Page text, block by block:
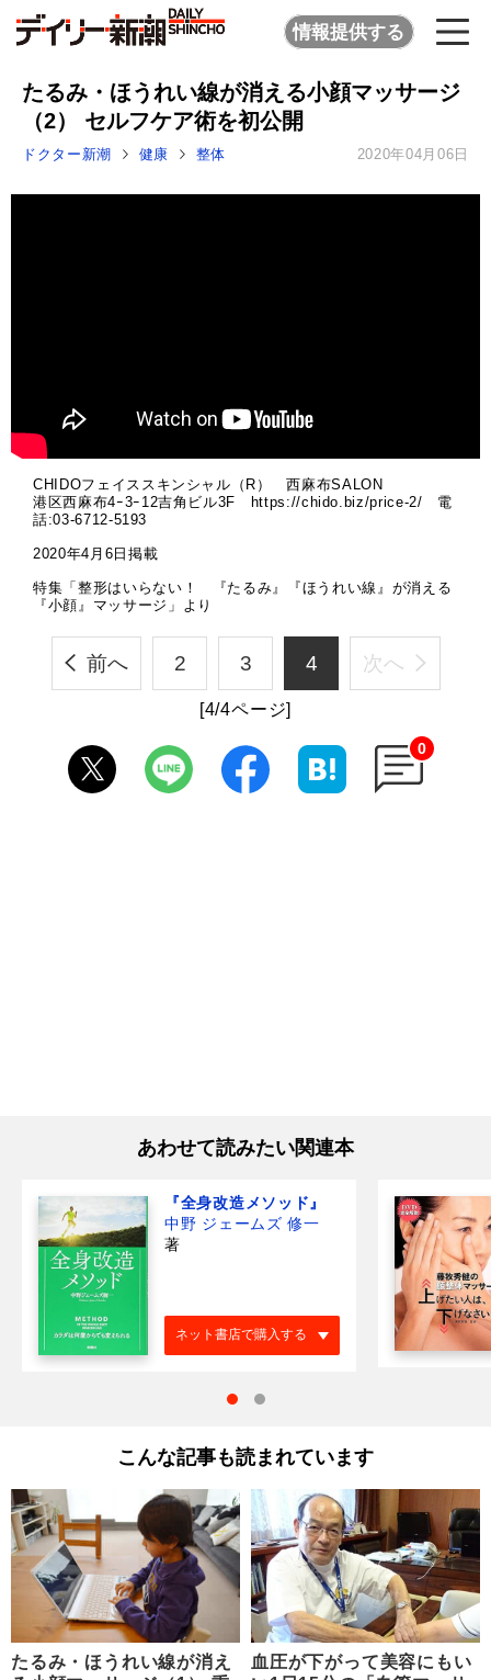
情報提供する
たるみ・ほうれい線が消える小顔マッサージ
（2） セルフケア術を初公開
ドクター新潮 健康 整体 2020年04月06日
CHIDOフェイススキンシャル（R） 西麻布SALON
港区西麻布4ｰ3ｰ12吉角ビル3F https://chido.biz/price-2/ 電
話:03-6712-5193
2020年4月6日掲載
特集「整形はいらない！ 『たるみ』『ほうれい線』が消える
『小顔』マッサージ」より
前へ 2 3 4 次へ
[4/4ページ]
0
あわせて読みたい関連本
『全身改造メソッド』
中野 ジェームズ 修一
著
ネット書店で購入する
こんな記事も読まれています
たるみ・ほうれい線が消え
血圧が下がって美容にもい